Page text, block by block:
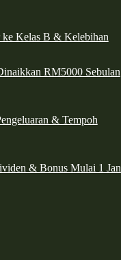
Kelas B & Kelebihan
RM5000 Sebulan
& Tempoh
& Bonus Mulai 1 Jan